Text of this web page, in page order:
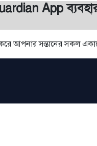
App
আপনার সন্তানের সকল